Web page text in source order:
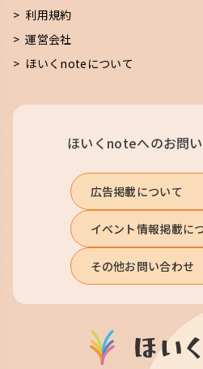
利用規約
運営会社
ほいくnoteについて
ほいくnoteへのお問
広告掲載について
イベント情報掲載に
その他お問い合わせ